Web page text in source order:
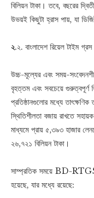
বিলিয়ন টাকা। তবে, বছরের
উভয়ই কিছুটা হ্রাস পায়, যা
২.২. বাংলাদেশ রিয়েল টাইম
উচ্চ-মূল্যের এবং সময়-
বৃহত্তম এবং সবচেয়ে গুরুত্বপূর্ণ
প্রতিষ্ঠানগুলোর মধ্যে
স্থিতিশীলতা বজায় রাখতে
মাধ্যমে প্রায় ৫,৩৯৩ হাজার
২৬,৭২১ বিলিয়ন টাকা।
সাম্প্রতিক সময়ে BD-
হয়েছে, যার মধ্যে রয়েছে: